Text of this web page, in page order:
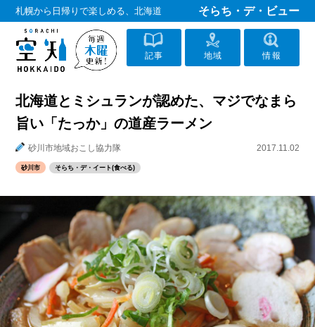
札幌から日帰りで楽しめる、北海道 そらち・デ・ビュー
記事 地域 情報
北海道とミシュランが認めた、マジでなまら
旨い「たっか」の道産ラーメン
砂川市地域おこし協力隊 2017.11.02
砂川市 そらち・デ・イート(食べる)